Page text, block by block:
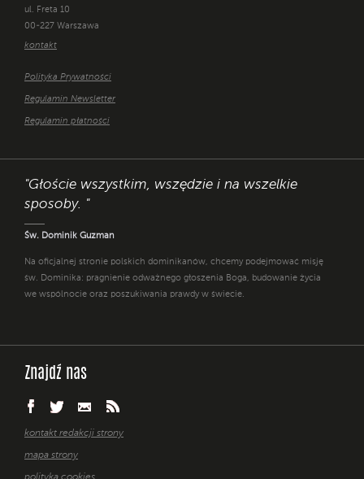
ul. Freta 10
00-227 Warszawa
kontakt
Polityka Prywatności
Regulamin Newsletter
Regulamin płatności
"Głoście wszystkim, wszędzie i na wszelkie
sposoby. "
Św. Dominik Guzman
Na oficjalnej stronie polskich dominikanów, chcemy podejmować misję
św. Dominika: pragnienie odważnego głoszenia Boga, budowanie życia
we wspólnocie oraz poszukiwania prawdy w świecie.
Znajdź nas
kontakt redakcji strony
mapa strony